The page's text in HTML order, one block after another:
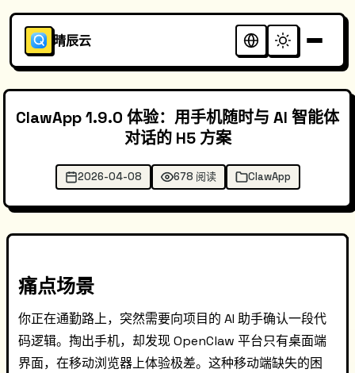
晴辰云
ClawApp 1.9.0 体验：用手机随时与 AI 智能体
对话的 H5 方案
2026-04-08 678 阅读 ClawApp
痛点场景
你正在通勤路上，突然需要向项目的 AI 助手确认一段代
码逻辑。掏出手机，却发现 OpenClaw 平台只有桌面端
界面，在移动浏览器上体验极差。这种移动端缺失的困